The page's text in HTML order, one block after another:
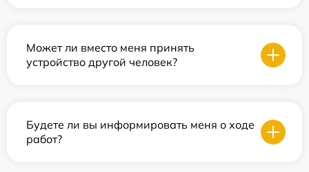
Может ли вместо меня принять
устройство другой человек?
Будете ли вы информировать меня о ходе
работ?